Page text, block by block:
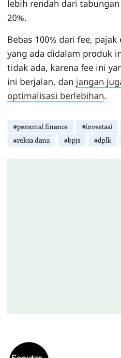
lebih rendah dari
20%.
Bebas 100% dari fee,
yang ada didalam produk
tidak ada, karena fee ini
ini berjalan, dan jangan
optimalisasi berlebihan.
#personal finance #investasi
#reksa dana
#bpjs #dplk